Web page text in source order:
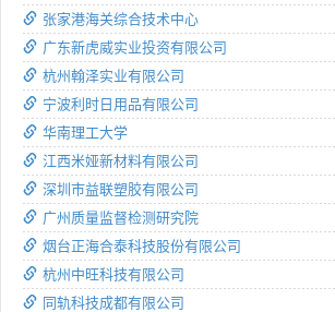
张家港海关综合技术中心
广东新虎威实业投资有限公司
杭州翰泽实业有限公司
宁波利时日用品有限公司
华南理工大学
江西米娅新材料有限公司
深圳市益联塑胶有限公司
广州质量监督检测研究院
烟台正海合泰科技股份有限公司
杭州中旺科技有限公司
同轨科技成都有限公司